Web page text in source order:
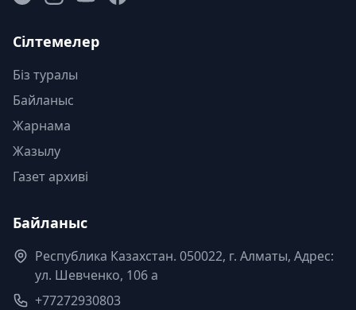
Сілтемелер
Біз туралы
Байланыс
Жарнама
Жазылу
Газет архиві
Байланыс
Республика Казахстан. 050022, г. Алматы, Адрес:
ул. Шевченко, 106 а
+77272930803